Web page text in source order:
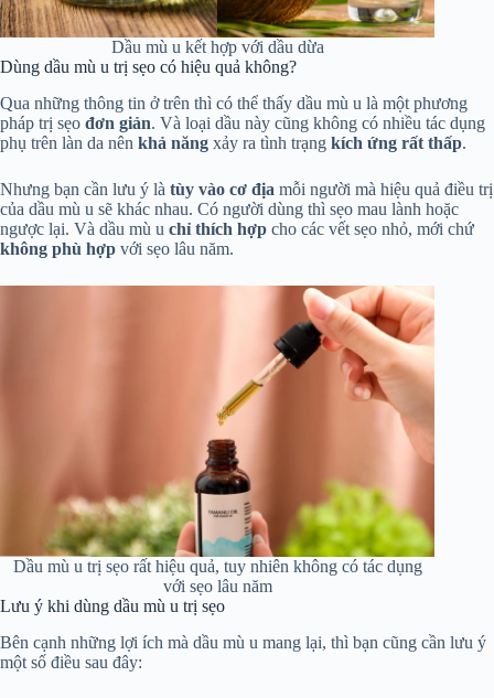
Dầu mù u kết hợp với dầu dừa
Dùng dầu mù u trị sẹo có hiệu quả không?
Qua những thông tin ở trên thì có thể thấy dầu mù u là một phương
pháp trị sẹo đơn giản. Và loại dầu này cũng không có nhiều tác dụng
phụ trên làn da nên khả năng xảy ra tình trạng kích ứng rất thấp.
Nhưng bạn cần lưu ý là tùy vào cơ địa mỗi người mà hiệu quả điều trị
của dầu mù u sẽ khác nhau. Có người dùng thì sẹo mau lành hoặc
ngược lại. Và dầu mù u chỉ thích hợp cho các vết sẹo nhỏ, mới chứ
không phù hợp với sẹo lâu năm.
Dầu mù u trị sẹo rất hiệu quả, tuy nhiên không có tác dụng
với sẹo lâu năm
Lưu ý khi dùng dầu mù u trị sẹo
Bên cạnh những lợi ích mà dầu mù u mang lại, thì bạn cũng cần lưu ý
một số điều sau đây: